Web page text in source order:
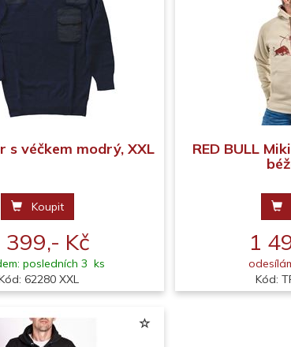
s véčkem modrý, XXL
Koupit
399,- Kč
posledních 3 ks
62280 XXL
RED BULL
1
Kód: